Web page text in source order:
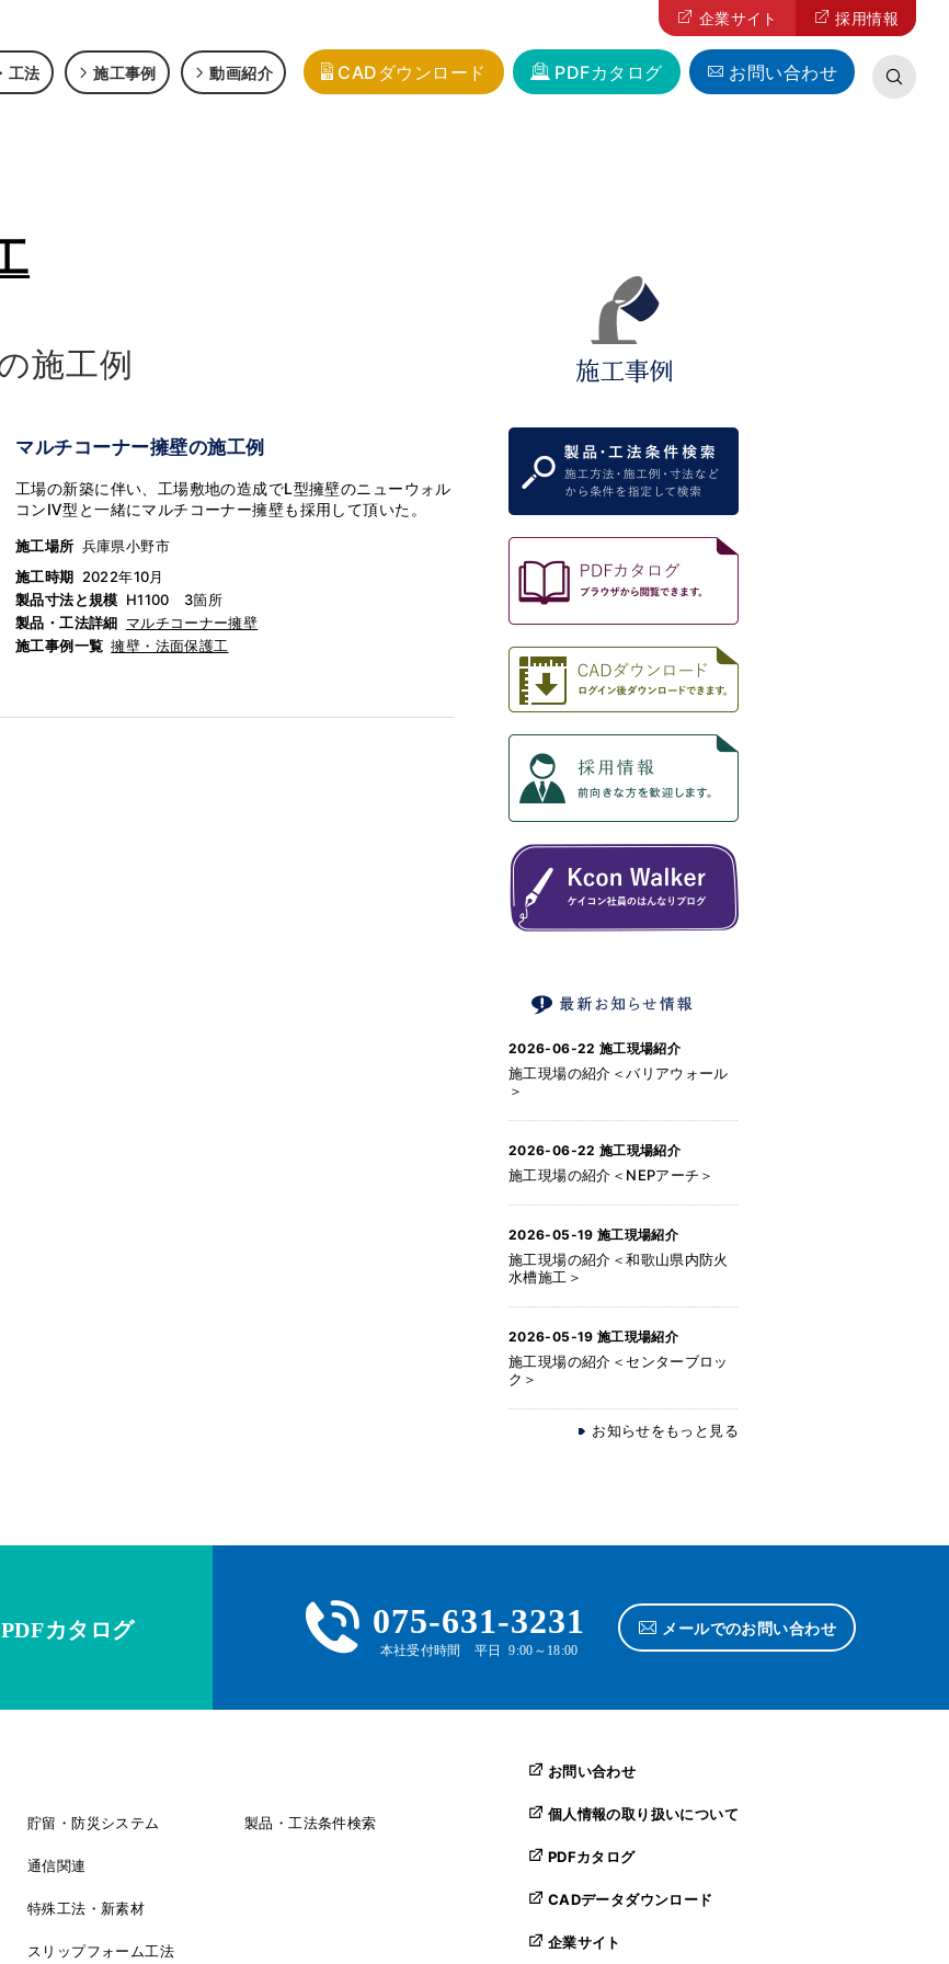
工法 施工事例 動画紹介 CADダウンロード PDFカタログ お問い合わせ
企業サイト 採用情報
施工例
マルチコーナー擁壁の施工例
工場の新築に伴い、工場敷地の造成でL型擁壁のニューウォル
コンⅣ型と一緒にマルチコーナー擁壁も採用して頂いた。
施工場所 兵庫県小野市
施工時期 2022年10月
製品寸法と規模 H1100 3箇所
製品・工法詳細 マルチコーナー擁壁
施工事例一覧 擁壁・法面保護工
2026-06-22 施工現場紹介
施工現場の紹介＜バリアウォール
＞
2026-06-22 施工現場紹介
施工現場の紹介＜NEPアーチ＞
2026-05-19 施工現場紹介
施工現場の紹介＜和歌山県内防火
水槽施工＞
2026-05-19 施工現場紹介
施工現場の紹介＜センターブロッ
ク＞
お知らせをもっと見る
PDFカタログ 075-631-3231
本社受付時間 平日 9:00～18:00
メールでのお問い合わせ
貯留・防災システム
通信関連
特殊工法・新素材
スリップフォーム工法
製品・工法条件検索
お問い合わせ
個人情報の取り扱いについて
PDFカタログ
CADデータダウンロード
企業サイト